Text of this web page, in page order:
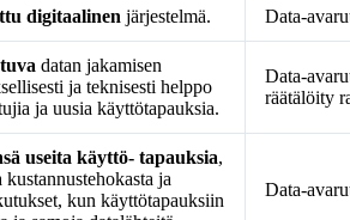
digitaalinen järjestelmä. Data-
datan jakamisen
ja teknisesti helppo
ja uusia käyttötapauksia.
Data-
räätälöity
useita käyttö- tapauksia,
ja
kun käyttötapauksiin
Data-